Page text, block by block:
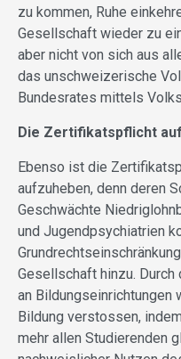
zu kommen, Ruhe
Gesellschaft wieder zu
aber nicht von sich aus
das unschweizerische
Bundesrates mittels
Die Zertifikatspflicht
Ebenso ist die
aufzuheben, denn deren
Geschwächte
und Jugendpsychiatrien
Gesellschaft hinzu.
an Bildungseinrichtungen
Bildung verstossen,
mehr allen Studierenden